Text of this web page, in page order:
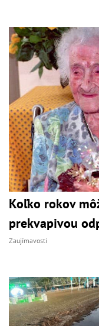
Koľko rokov
prekvapivou
Zaujímavosti